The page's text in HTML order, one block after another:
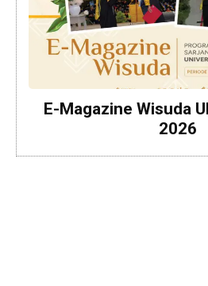
E-Magazine Wisuda
2026